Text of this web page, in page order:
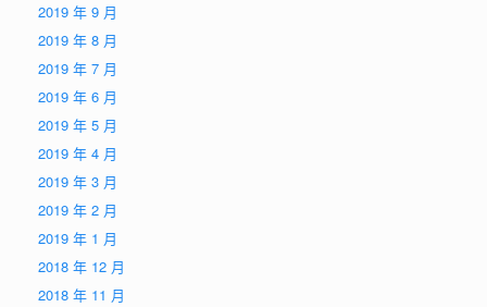
2019 年 9 月
2019 年 8 月
2019 年 7 月
2019 年 6 月
2019 年 5 月
2019 年 4 月
2019 年 3 月
2019 年 2 月
2019 年 1 月
2018 年 12 月
2018 年 11 月